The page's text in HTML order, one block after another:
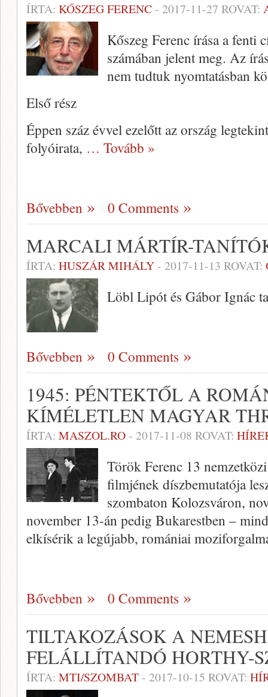
ÍRTA: KŐSZEG FERENC- 2017-11-27 ROVAT:
Kőszeg Ferenc írása a fenti
számában jelent meg. Az
nem tudtuk nyomtatásban
Első rész
Éppen száz évvel ezelőtt az ország
folyóirata, … Tovább »
Bővebben 0 Comments
MARCALI MÁRTÍR-
ÍRTA: HUSZÁR MIHÁLY- 2017-11-13 ROVAT:
Löbl Lipót és Gábor Ignác
Bővebben 0 Comments
1945: PÉNTEKTŐL A
KÍMÉLETLEN MAGYAR
ÍRTA: MASZOL.RO- 2017-11-08 ROVAT:
Török Ferenc 13
filmjének díszbemutatója
szombaton Kolozsváron,
november 13-án pedig Bukarestben –
elkísérik a legújabb, romániai
Bővebben 0 Comments
TILTAKOZÁSOK A
FELÁLLÍTANDÓ HORTHY-
ÍRTA: MTI/SZOMBAT- 2017-10-15 ROVAT: